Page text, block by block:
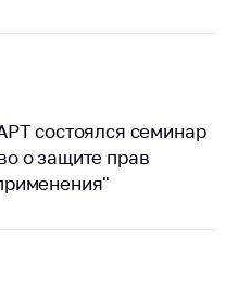
состоялся семинар
о защите прав